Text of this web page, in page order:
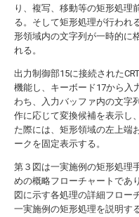
り、複写、移動等の矩形処理
る。そして矩形処理が行われ
形領域内の文字列が一時的に
れる。
出力制御部15に接続された
機能し、キーボード17から入
わち、入力バッファ内の文字
作に応じて変換候補を表示し
た際には、矩形領域の左上端
ークを固定表示する。
第３図は一実施例の矩形処理
めの概略フローチャートであ
図に示す各処理の詳細フロー
一実施例の矩形処理を説明す